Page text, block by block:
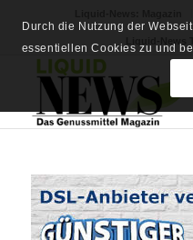
Durch die Nutzung der
essentiellen Cookies zu und